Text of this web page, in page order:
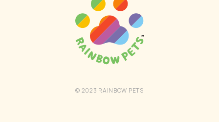
© 2023 RAINBOW PETS